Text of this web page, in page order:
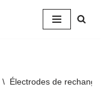
\ Électrodes de